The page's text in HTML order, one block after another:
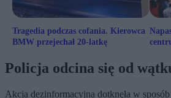
Tragedia podczas cofania. Kierowca
BMW przejechał 20-latkę
Policja odcina się od
Akcja dezinformacyjna dotknęła w